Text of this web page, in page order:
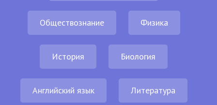
Обществознание Физика
История Биология
Английский язык Литература